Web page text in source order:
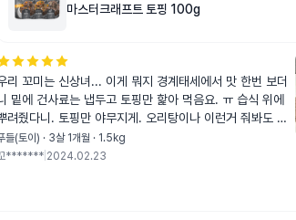
마스터크래프트 토핑 100g
리 꼬미는 신상녀... 이게 뭐지 경계태세에서 맛 한번 보더
음요. ㅠ 습식 위에
줬다니. 토핑만 야무지게. 오리탕이나 이런거 줘봐도 잘
안 먹는데. 요건 잘 먹어주네요.
들(토이) · 3살 1개월 · 1.5kg
******* 2024.02.23